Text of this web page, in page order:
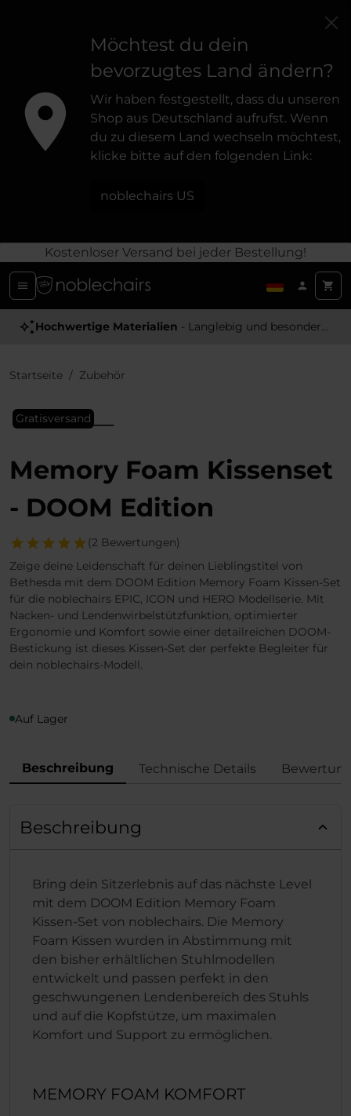
Möchtest du dein
bevorzugtes Land ändern?
Wir haben festgestellt, dass du unseren
Shop aus Deutschland aufrufst. Wenn
du zu diesem Land wechseln möchtest,
klicke bitte auf den folgenden Link:
noblechairs US
Kostenloser Versand bei jeder Bestellung!
Preisgekrönt - Edle Gaming-Stühle von hoher Qualität
Hochwertige Materialien - Langlebig und besonders Angenehm
Startseite Zubehör
Gratisversand
Memory Foam Kissenset
- DOOM Edition
(2 Bewertungen)
Zeige deine Leidenschaft für deinen Lieblingstitel von
Bethesda mit dem DOOM Edition Memory Foam Kissen-Set
für die noblechairs EPIC, ICON und HERO Modellserie. Mit
Nacken- und Lendenwirbelstützfunktion, optimierter
Ergonomie und Komfort sowie einer detailreichen DOOM-
Bestickung ist dieses Kissen-Set der perfekte Begleiter für
dein noblechairs-Modell.
Auf Lager
Beschreibung Technische Details
Beschreibung
Bring dein Sitzerlebnis auf das nächste Level
mit dem DOOM Edition Memory Foam
Kissen-Set von noblechairs. Die Memory
Foam Kissen wurden in Abstimmung mit
den bisher erhältlichen Stuhlmodellen
entwickelt und passen perfekt in den
geschwungenen Lendenbereich des Stuhls
und auf die Kopfstütze, um maximalen
Komfort und Support zu ermöglichen.
MEMORY FOAM KOMFORT